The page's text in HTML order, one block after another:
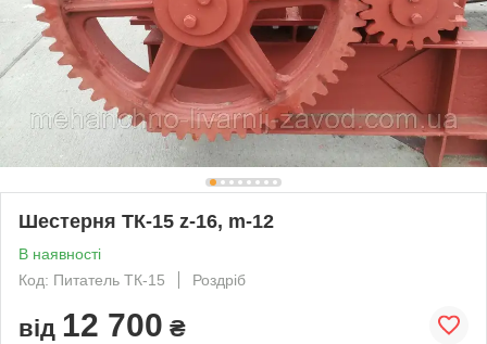
Шестерня ТК-15 z-16, m-12
В наявності
Код: Питатель ТК-15
Роздріб
від 12 700 ₴